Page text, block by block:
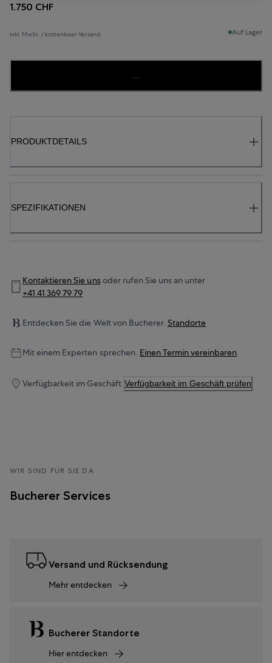
1.750 CHF
inkl. MwSt. / kostenloser Versand Auf Lager
...
PRODUKTDETAILS
SPEZIFIKATIONEN
Kontaktieren Sie unsoder rufen Sie uns an unter
+41 41 369 79 79
Entdecken Sie die Welt von Bucherer. Standorte
Mit einem Experten sprechen. Einen Termin vereinbaren
Verfügbarkeit im Geschäft Verfügbarkeit im Geschäft prüfen
WIR SIND FÜR SIE DA
Bucherer Services
Versand und Rücksendung
Mehr entdecken
Bucherer Standorte
Hier entdecken